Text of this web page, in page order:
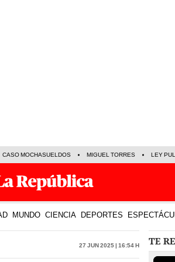
CASO MOCHASUELDOS MIGUEL TORRES LEY
MUNDO CIENCIA DEPORTES
27 Jun 2025 | 16:54 h TE